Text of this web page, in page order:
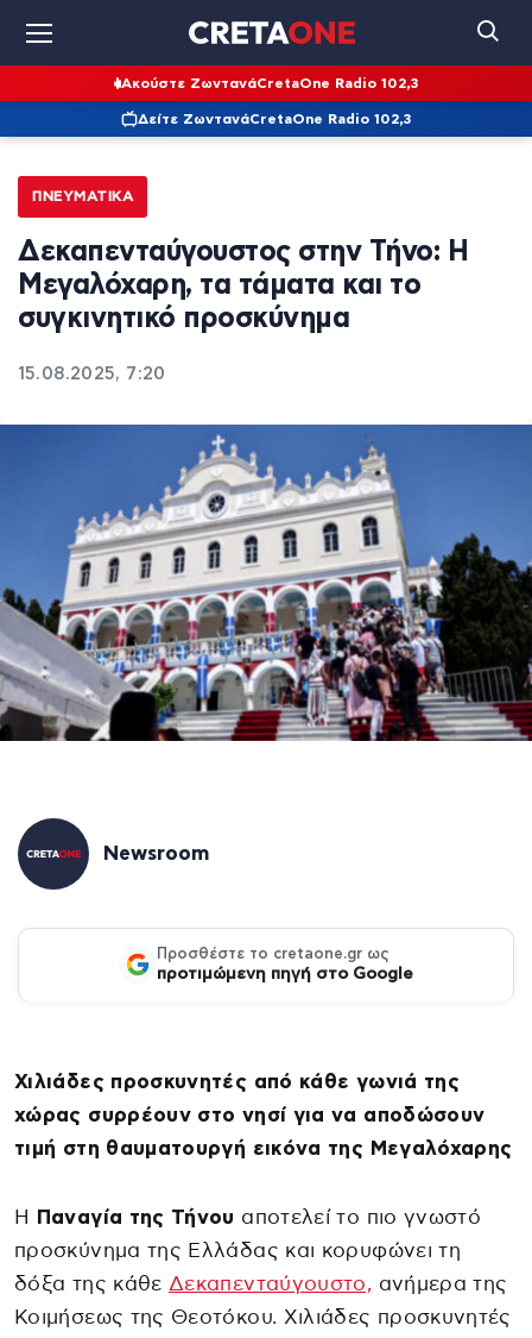
Ακούστε ΖωντανάCretaOne Radio 102,3
Δείτε ΖωντανάCretaOne Radio 102,3
ΠΝΕΥΜΑΤΙΚΆ
Δεκαπενταύγουστος στην Τήνο: Η
Μεγαλόχαρη, τα τάματα και το
συγκινητικό προσκύνημα
15.08.2025, 7:20
Newsroom
Προσθέστε το cretaone.gr ως
προτιμώμενη πηγή στο Google
Χιλιάδες προσκυνητές από κάθε γωνιά της
χώρας συρρέουν στο νησί για να αποδώσουν
τιμή στη θαυματουργή εικόνα της Μεγαλόχαρης
Η Παναγία της Τήνου αποτελεί το πιο γνωστό
προσκύνημα της Ελλάδας και κορυφώνει τη
δόξα της κάθε Δεκαπενταύγουστο, ανήμερα της
Κοιμήσεως της Θεοτόκου. Χιλιάδες προσκυνητές